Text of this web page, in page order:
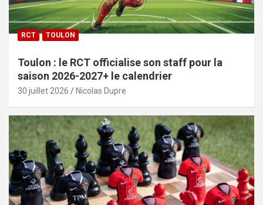
RCT TOULON
Toulon : le RCT officialise son staff pour la
saison 2026-2027+ le calendrier
30 juillet 2026 Nicolas Dupre